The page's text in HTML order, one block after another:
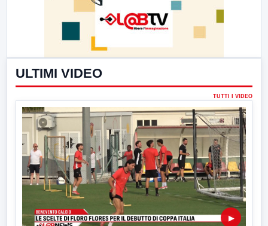
ULTIMI VIDEO
TUTTI I VIDEO
▶